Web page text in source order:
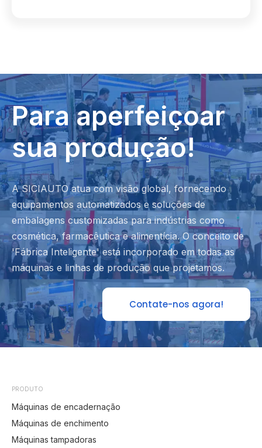
Para aperfeiçoar
sua produção!
A SICIAUTO atua com visão global, fornecendo
equipamentos automatizados e soluções de
embalagens customizadas para indústrias como
cosmética, farmacêutica e alimentícia. O conceito de
'Fábrica Inteligente' está incorporado em todas as
máquinas e linhas de produção que projetamos.
Contate-nos agora!
PRODUTO
Máquinas de encadernação
Máquinas de enchimento
Máquinas tampadoras